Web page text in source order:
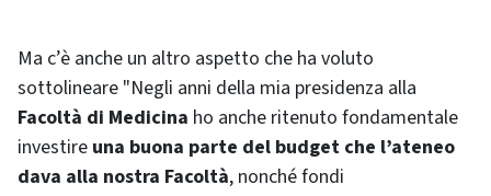
Ma c’è anche un altro aspetto che ha voluto
sottolineare "Negli anni della mia presidenza alla
Facoltà di Medicina ho anche ritenuto fondamentale
investire una buona parte del budget che l’ateneo
dava alla nostra Facoltà, nonché fondi